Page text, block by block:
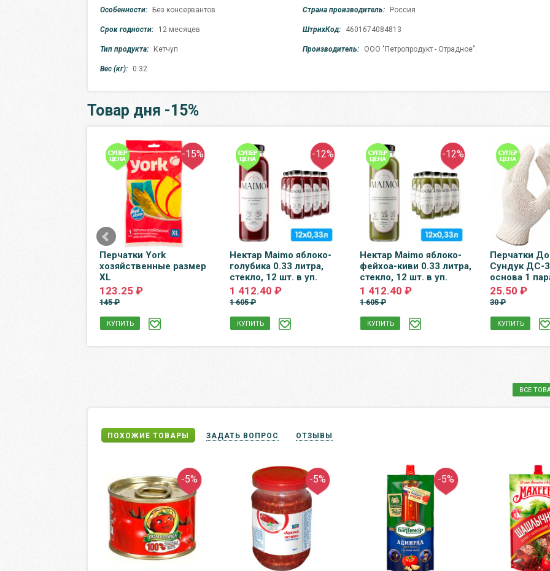
Особенности: Без консервантов Страна производитель: Россия
Срок годности: 12 месяцев ШтрихКод: 4601674084813
Тип продукта: Кетчуп Производитель: ООО "Петропродукт - Отрадное".
Вес (кг): 0.32
Товар дня -15%
-15%
Перчатки York
хозяйственные размер
XL
123.25 ₽
145 ₽
КУПИТЬ
-12%
Нектар Maimo яблоко-
голубика 0.33 литра,
стекло, 12 шт. в уп.
1 412.40 ₽
1 605 ₽
КУПИТЬ
-12%
Нектар Maimo яблоко-
фейхоа-киви 0.33 литра,
стекло, 12 шт. в уп.
1 412.40 ₽
1 605 ₽
КУПИТЬ
Перчатки
Сундук ДС-
основа 1
25.50 ₽
30 ₽
КУПИТЬ
ВСЕ
ПОХОЖИЕ ТОВАРЫ ЗАДАТЬ ВОПРОС ОТЗЫВЫ
-5% -5% -5%